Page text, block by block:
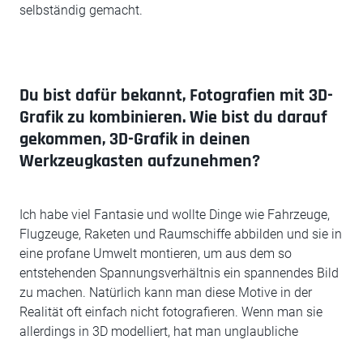
selbständig gemacht.
Du bist dafür bekannt, Fotografien mit 3D-
Grafik zu kombinieren. Wie bist du darauf
gekommen, 3D-Grafik in deinen
Werkzeugkasten aufzunehmen?
Ich habe viel Fantasie und wollte Dinge wie Fahrzeuge,
Flugzeuge, Raketen und Raumschiffe abbilden und sie in
eine profane Umwelt montieren, um aus dem so
entstehenden Spannungsverhältnis ein spannendes Bild
zu machen. Natürlich kann man diese Motive in der
Realität oft einfach nicht fotografieren. Wenn man sie
allerdings in 3D modelliert, hat man unglaubliche